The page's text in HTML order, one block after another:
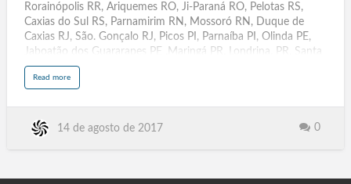
Rorainópolis RR, Ariquemes RO, Ji-Paraná RO, Pelotas RS,
Caxias do Sul RS, Parnamirim RN, Mossoró RN, Duque de
Caxias RJ, São. Gonçalo RJ, Picos PI, Parnaíba PI, Olinda PE,
Jaboatão dos Guararapes PE ,Maringá PR, Londrina. PR, Santa
Rita PB, Campina Grande PB, Santarém PA, Ananindeua PA,
Três Lagoas MS, Dourados.MS, Santiago Chile, Três Lagoas MT,
Contagem MG, Uberlândia MG. Aracaju SE. Florianópolis SC,
Read morea
t
r
e
14 de agosto de 2017 0